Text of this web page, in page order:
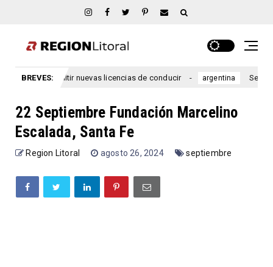
BREVES:
emitir nuevas licencias de conducir argentina Se lanzó una
22 Septiembre Fundación Marcelino
Escalada, Santa Fe
Region Litoral agosto 26, 2024 septiembre